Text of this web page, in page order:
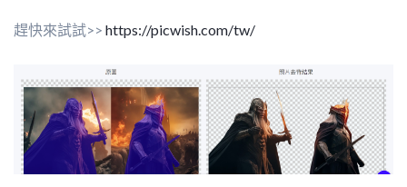
趕快來試試>> https://picwish.com/tw/